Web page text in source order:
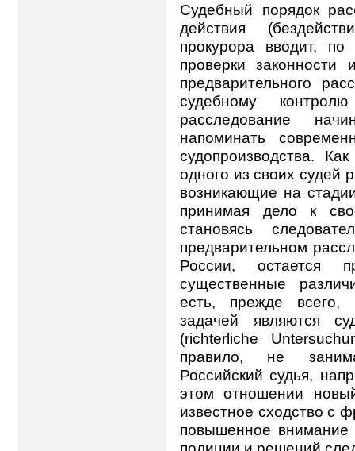
Судебный порядок
действия
прокурора вводит,
проверки законности
предварительного
судебному
расследование
напоминать
судопроизводства.
одного из своих судей
возникающие на
принимая дело к
становясь
предварительном
России, остается
существенные
есть, прежде всего,
задачей являются
(richterliche
правило, не
Российский судья,
этом отношении
известное сходство с
повышенное внимание